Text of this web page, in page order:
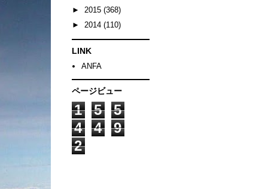
► 2015 (368)
► 2014 (110)
LINK
ANFA
ページビュー
1 5
5
4
4
9
2